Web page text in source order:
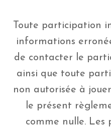
Toute participation
informations
de contacter le
ainsi que toute
non autorisée à
le présent
comme nulle.